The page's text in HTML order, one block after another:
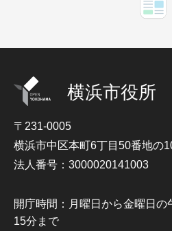
横浜市役所
〒231-0005
横浜市中区本町6丁目50番地の
法人番号：3000020141003
開庁時間：月曜日から金曜日
15分まで